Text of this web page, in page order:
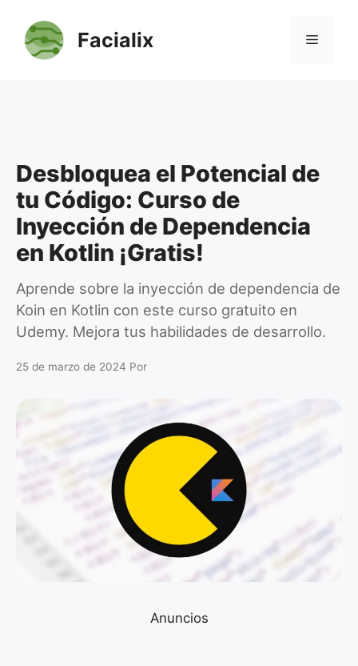
contenido
Facialix Menú
Desbloquea el Potencial de
tu Código: Curso de
Inyección de Dependencia
en Kotlin ¡Gratis!
Aprende sobre la inyección de dependencia de
Koin en Kotlin con este curso gratuito en
Udemy. Mejora tus habilidades de desarrollo.
25 de marzo de 2024 Por
Anuncios